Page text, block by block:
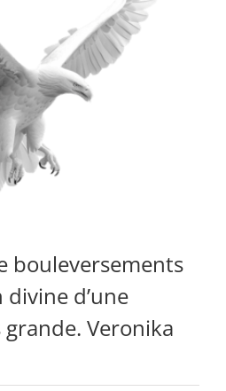
bouleversements
d’une
Veronika